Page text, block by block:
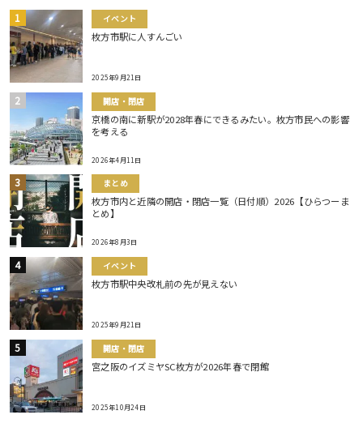
イベント
枚方市駅に人すんごい
2025年9月21日
開店・閉店
京橋の南に新駅が2028年春にできるみたい。枚方市民への影響
を考える
2026年4月11日
まとめ
枚方市内と近隣の開店・閉店一覧（日付順）2026【ひらつーま
とめ】
2026年8月3日
イベント
枚方市駅中央改札前の先が見えない
2025年9月21日
開店・閉店
宮之阪のイズミヤSC枚方が2026年春で閉館
2025年10月24日